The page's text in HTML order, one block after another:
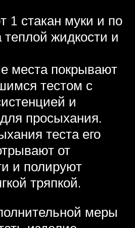
стакан муки и по
теплой жидкости и
места покрывают
тестом с
и
просыхания.
теста его
от
и полируют
тряпкой.
меры